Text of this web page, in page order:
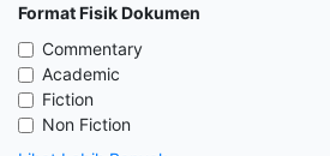
Format Fisik Dokumen
Commentary
Academic
Fiction
Non Fiction